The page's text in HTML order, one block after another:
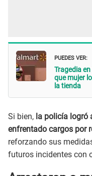
PUEDES VER:
Tragedia
que mujer
la tienda
Si bien, la policía logró
enfrentado cargos por
reforzando sus
futuros incidentes con